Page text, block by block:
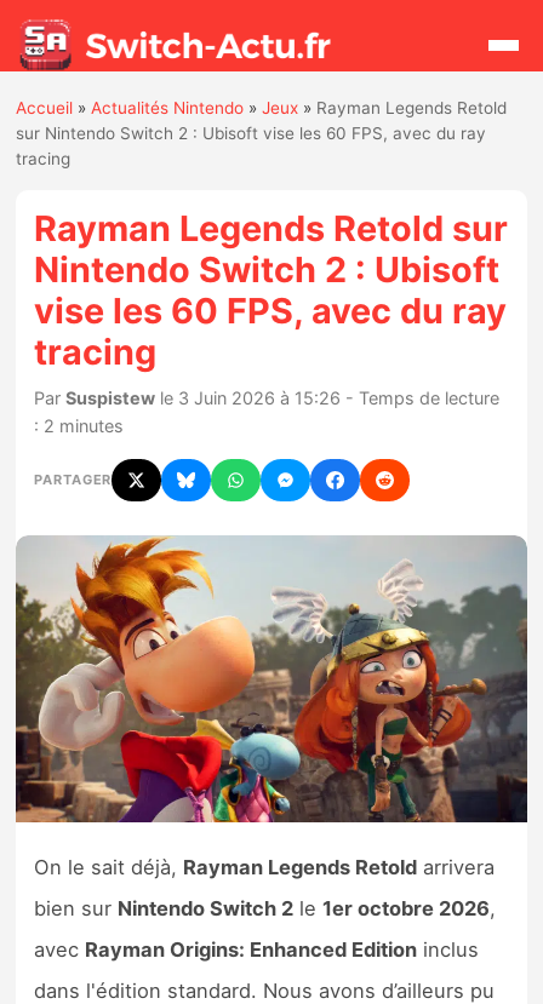
Rechercher
Actualités
Jeux
Hardware
Mises à jour
Chiffres de ventes
Rumeurs
Nintendo Direct
Tests et previews
Tests de jeux
Tests d’accessoires
Previews
Accueil »Actualités Nintendo »Jeux » Rayman Legends Retold
sur Nintendo Switch 2 : Ubisoft vise les 60 FPS, avec du ray
tracing
Rayman Legends Retold sur
Nintendo Switch 2 : Ubisoft
vise les 60 FPS, avec du ray
tracing
ParSuspistew le 3 Juin 2026 à 15:26 - Temps de lecture
: 2 minutes
PARTAGER
On le sait déjà, Rayman Legends Retold arrivera
bien sur Nintendo Switch 2 le1er octobre 2026,
avec Rayman Origins: Enhanced Edition inclus
dans l'édition standard. Nous avons d’ailleurs pu